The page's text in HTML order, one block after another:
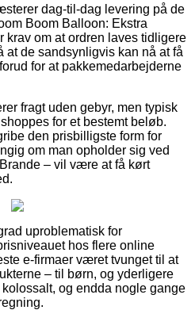
dag-til-dag levering på de
Boom Balloon: Ekstra
krav om at ordren laves tidligere
at de sandsynligvis kan nå at få
for at pakkemedarbejderne
fragt uden gebyr, men typisk
for et bestemt beløb.
den prisbilligste form for
om man opholder sig ved
– vil være at få kørt
uproblematisk for
hos flere online
e-firmaer været tvunget til at
– til børn, og yderligere
og endda nogle gange